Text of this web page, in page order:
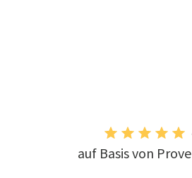
auf Basis von